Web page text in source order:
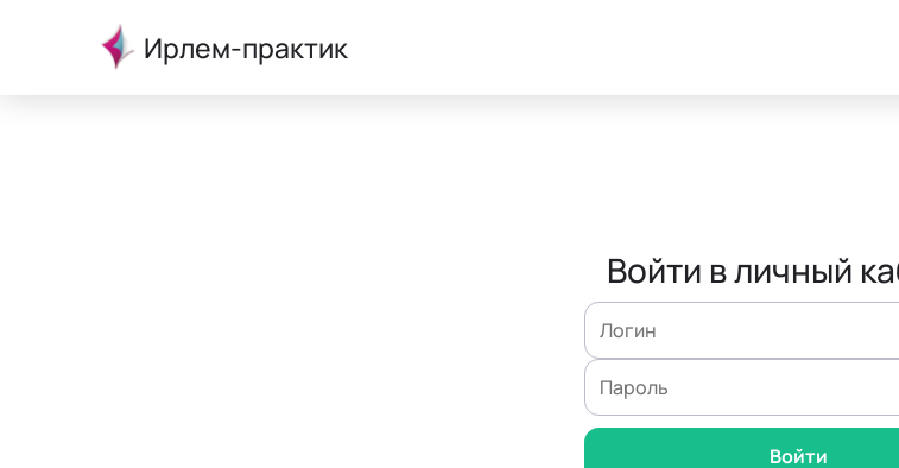
Ирлем-практик
Войти в личный